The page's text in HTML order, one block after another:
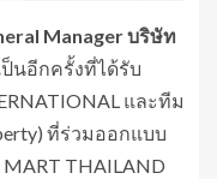
Manager บริษัท
ป็นอีกครั้งที่ได้รับ
และทีม
ที่ร่วมออกแบบ
THAILAND